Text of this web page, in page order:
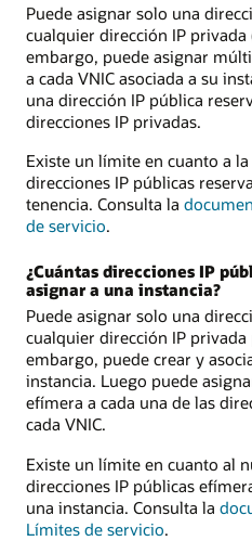
Puede asignar solo una
cualquier dirección IP
embargo, puede asignar
a cada VNIC asociada a su
una dirección IP pública
direcciones IP privadas.
Existe un límite en cuanto a
direcciones IP públicas
tenencia. Consulta la
de servicio.
¿Cuántas direcciones IP
asignar a una instancia?
Puede asignar solo una
cualquier dirección IP privada
embargo, puede crear y
instancia. Luego puede
efímera a cada una de las
cada VNIC.
Existe un límite en cuanto al
direcciones IP públicas
una instancia. Consulta la
Límites de servicio.